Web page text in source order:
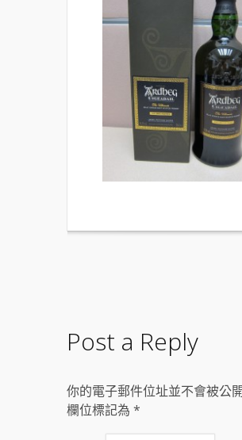
Post a Reply
你的電子郵件位址並不會被公
欄位標記為 *